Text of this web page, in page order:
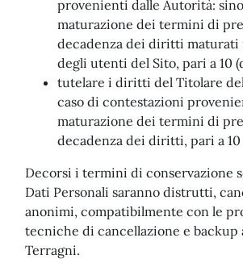
provenienti dalle Autorità:
maturazione dei termini di
decadenza dei diritti
degli utenti del Sito, pari a 10
tutelare i diritti del Titolare
caso di contestazioni
maturazione dei termini di
decadenza dei diritti, pari a
Decorsi i termini di conservazione
Dati Personali saranno distrutti,
anonimi, compatibilmente con le
tecniche di cancellazione e backup
Terragni.